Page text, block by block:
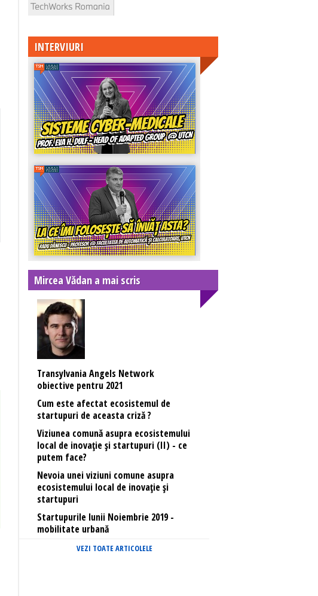
INTERVIURI
Mircea Vădan a mai scris
Transylvania Angels Network
obiective pentru 2021
Cum este afectat ecosistemul de
startupuri de aceasta criză ?
Viziunea comună asupra ecosistemului
local de inovație și startupuri (II) - ce
putem face?
Nevoia unei viziuni comune asupra
ecosistemului local de inovație și
startupuri
Startupurile lunii Noiembrie 2019 -
mobilitate urbană
VEZI TOATE ARTICOLELE